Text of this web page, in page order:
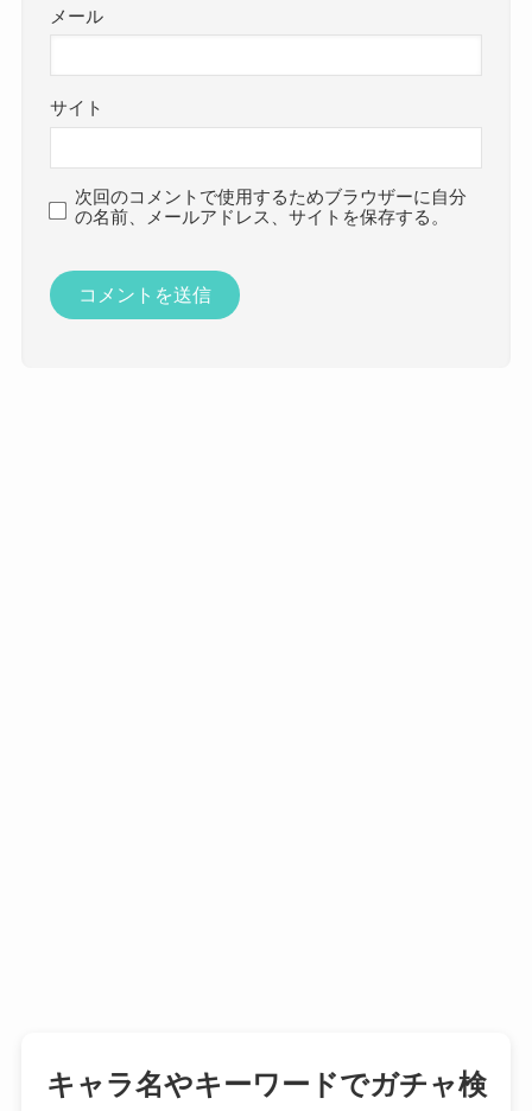
メール
サイト
次回のコメントで使用するためブラウザーに自分
の名前、メールアドレス、サイトを保存する。
キャラ名やキーワードでガチャ検